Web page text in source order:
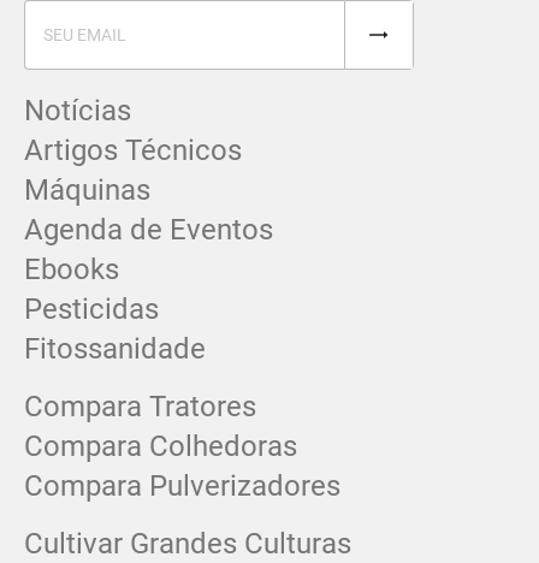
Notícias
Artigos Técnicos
Máquinas
Agenda de Eventos
Ebooks
Pesticidas
Fitossanidade
Compara Tratores
Compara Colhedoras
Compara Pulverizadores
Cultivar Grandes Culturas